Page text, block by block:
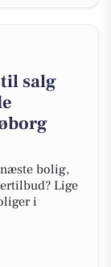
salg
bolig,
Lige
i